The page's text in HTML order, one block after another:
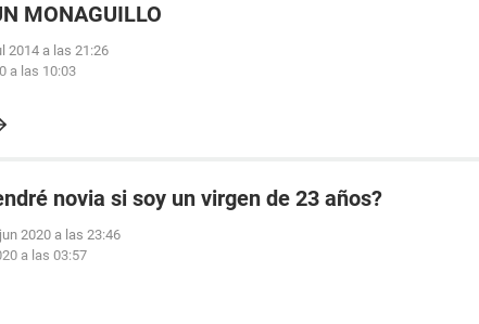
MONAGUILLO
2014 a las 21:26
a las 10:03
novia si soy un virgen de 23 años?
2020 a las 23:46
a las 03:57